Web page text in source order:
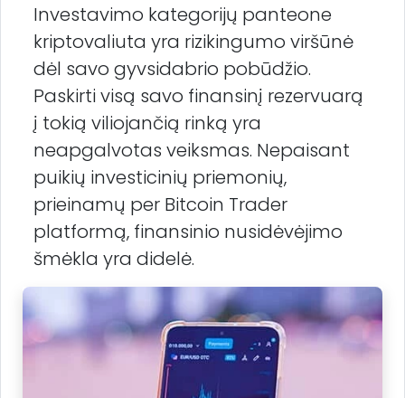
Investavimo kategorijų panteone
kriptovaliuta yra rizikingumo viršūnė
dėl savo gyvsidabrio pobūdžio.
Paskirti visą savo finansinį rezervuarą
į tokią viliojančią rinką yra
neapgalvotas veiksmas. Nepaisant
puikių investicinių priemonių,
prieinamų per Bitcoin Trader
platformą, finansinio nusidėvėjimo
šmėkla yra didelė.